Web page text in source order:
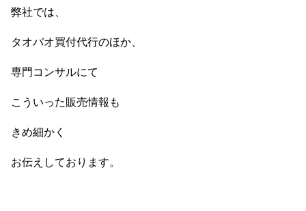
弊社では、
タオバオ買付代行のほか、
専門コンサルにて
こういった販売情報も
きめ細かく
お伝えしております。